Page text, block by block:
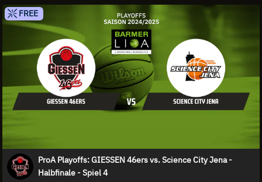
FREE
ProA Playoffs: GIESSEN 46ers vs. Science City Jena -
Halbfinale - Spiel 4